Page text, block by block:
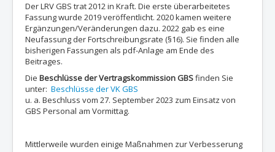
Der LRV GBS trat 2012 in Kraft. Die erste überarbeitetes
Fassung wurde 2019 veröffentlicht. 2020 kamen weitere
Ergänzungen/Veränderungen dazu. 2022 gab es eine
Neufassung der Fortschreibungsrate (§16). Sie finden alle
bisherigen Fassungen als pdf-Anlage am Ende des
Beitrages.
Die Beschlüsse der Vertragskommission GBSfinden Sie
unter: Beschlüsse der VK GBS
u. a. Beschluss vom 27. September 2023 zum Einsatz von
GBS Personal am Vormittag.
Mittlerweile wurden einige Maßnahmen zur Verbesserung